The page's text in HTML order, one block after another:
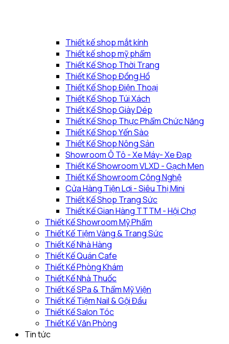
Thiết kế shop mắt kính
Thiết kế shop mỹ phẩm
Thiết Kế Shop Thời Trang
Thiết Kế Shop Đồng Hồ
Thiết Kế Shop Điện Thoại
Thiết Kế Shop Túi Xách
Thiết Kế Shop Giày Dép
Thiết Kế Shop Thực Phẩm Chức Năng
Thiết Kế Shop Yến Sào
Thiết Kế Shop Nông Sản
Showroom Ô Tô - Xe Máy- Xe Đạp
Thiết Kế Showroom VLXD - Gạch Men
Thiết Kế Showroom Công Nghệ
Cửa Hàng Tiện Lợi - Siêu Thị Mini
Thiết Kế Shop Trang Sức
Thiết Kế Gian Hàng TTTM - Hội Chợ
Thiết Kế Showroom Mỹ Phẩm
Thiết Kế Tiệm Vàng & Trang Sức
Thiết Kế Nhà Hàng
Thiết Kế Quán Cafe
Thiết Kế Phòng Khám
Thiết Kế Nhà Thuốc
Thiết Kế SPa & Thẩm Mỹ Viện
Thiết Kế Tiệm Nail & Gội Đầu
Thiết Kế Salon Tóc
Thiết Kế Văn Phòng
Tin tức